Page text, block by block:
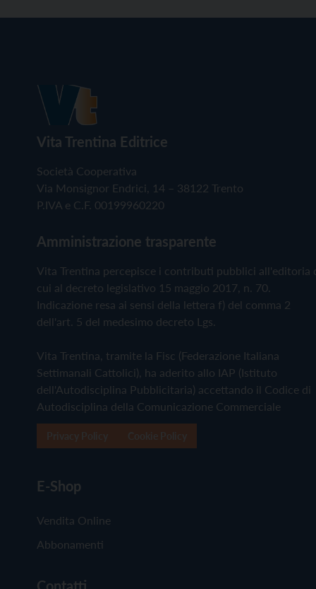
Vita Trentina Editrice
Società Cooperativa
Via Monsignor Endrici, 14 – 38122 Trento
P.IVA e C.F. 00199960220
Amministrazione trasparente
Vita Trentina percepisce i contributi pubblici all'editoria
cui al decreto legislativo 15 maggio 2017, n. 70.
Indicazione resa ai sensi della lettera f) del comma 2
dell'art. 5 del medesimo decreto Lgs.
Vita Trentina, tramite la Fisc (Federazione Italiana
Settimanali Cattolici), ha aderito allo IAP (Istituto
dell'Autodisciplina Pubblicitaria) accettando il Codice di
Autodisciplina della Comunicazione Commerciale
E-Shop
Vendita Online
Abbonamenti
Contatti